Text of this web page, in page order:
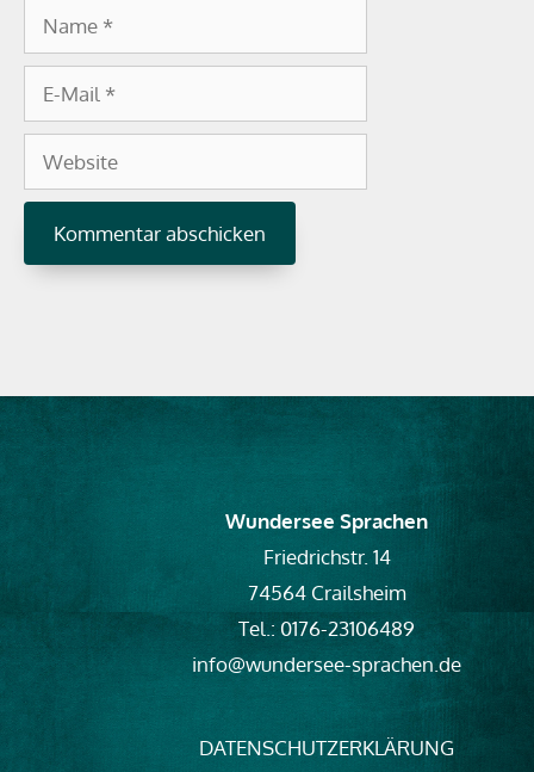
Name
Mail
Website
Wundersee Sprachen
Friedrichstr. 14
74564 Crailsheim
Tel.: 0176-23106489
info@wundersee-sprachen.de
DATENSCHUTZERKLÄRUNG